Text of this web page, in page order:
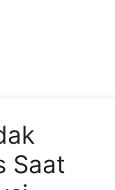
Saat